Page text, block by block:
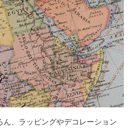
ん、ラッピングやデコレーション